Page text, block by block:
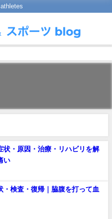
athletes
状・原因・治療・リハビリを解
い
・検査・復帰｜脇腹を打って血